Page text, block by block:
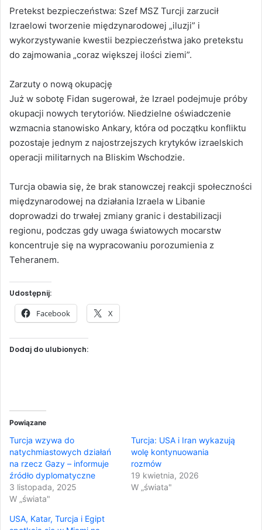
Pretekst bezpieczeństwa: Szef MSZ Turcji zarzucił
Izraelowi tworzenie międzynarodowej „iluzji” i
wykorzystywanie kwestii bezpieczeństwa jako pretekstu
do zajmowania „coraz większej ilości ziemi”.
Zarzuty o nową okupację
Już w sobotę Fidan sugerował, że Izrael podejmuje próby
okupacji nowych terytoriów. Niedzielne oświadczenie
wzmacnia stanowisko Ankary, która od początku konfliktu
pozostaje jednym z najostrzejszych krytyków izraelskich
operacji militarnych na Bliskim Wschodzie.
Turcja obawia się, że brak stanowczej reakcji społeczności
międzynarodowej na działania Izraela w Libanie
doprowadzi do trwałej zmiany granic i destabilizacji
regionu, podczas gdy uwaga światowych mocarstw
koncentruje się na wypracowaniu porozumienia z
Teheranem.
Udostępnij:
Facebook X
Dodaj do ulubionych:
Powiązane
Turcja wzywa do
natychmiastowych działań
na rzecz Gazy – informuje
źródło dyplomatyczne
3 listopada, 2025
W „świata"
Turcja: USA i Iran wykazują
wolę kontynuowania
rozmów
19 kwietnia, 2026
W „świata"
USA, Katar, Turcja i Egipt